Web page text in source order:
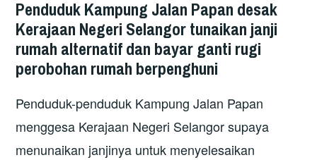
Penduduk Kampung Jalan Papan desak
Kerajaan Negeri Selangor tunaikan janji
rumah alternatif dan bayar ganti rugi
perobohan rumah berpenghuni
Penduduk-penduduk Kampung Jalan Papan
menggesa Kerajaan Negeri Selangor supaya
menunaikan janjinya untuk menyelesaikan